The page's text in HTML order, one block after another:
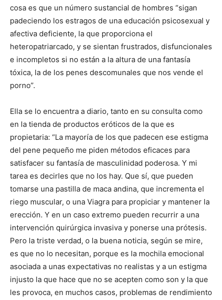
cosa es que un número sustancial de hombres “sigan
padeciendo los estragos de una educación psicosexual y
afectiva deficiente, la que proporciona el
heteropatriarcado, y se sientan frustrados, disfuncionales
e incompletos si no están a la altura de una fantasía
tóxica, la de los penes descomunales que nos vende el
porno”.
Ella se lo encuentra a diario, tanto en su consulta como
en la tienda de productos eróticos de la que es
propietaria: “La mayoría de los que padecen ese estigma
del pene pequeño me piden métodos eficaces para
satisfacer su fantasía de masculinidad poderosa. Y mi
tarea es decirles que no los hay. Que sí, que pueden
tomarse una pastilla de maca andina, que incrementa el
riego muscular, o una Viagra para propiciar y mantener la
erección. Y en un caso extremo pueden recurrir a una
intervención quirúrgica invasiva y ponerse una prótesis.
Pero la triste verdad, o la buena noticia, según se mire,
es que no lo necesitan, porque es la mochila emocional
asociada a unas expectativas no realistas y a un estigma
injusto la que hace que no se acepten como son y la que
les provoca, en muchos casos, problemas de rendimiento